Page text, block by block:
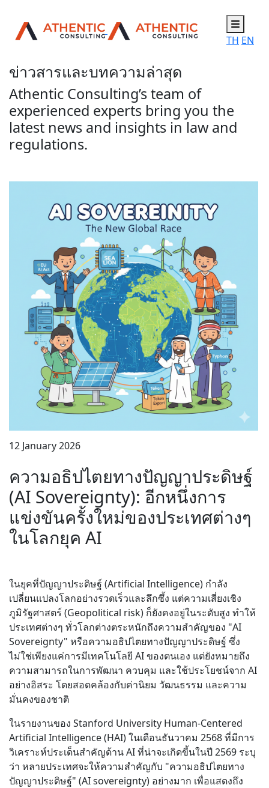
TH EN
ข่าวสารและบทความล่าสุด
Athentic Consulting’s team of
experienced experts bring you the
latest news and insights in law and
regulations.
12 January 2026
ความอธิปไตยทางปัญญาประดิษฐ์
(AI Sovereignty): อีกหนึ่งการ
แข่งขันครั้งใหม่ของประเทศต่างๆ
ในโลกยุค AI
ในยุคที่ปัญญาประดิษฐ์ (Artificial Intelligence) กำลัง
เปลี่ยนแปลงโลกอย่างรวดเร็วและลึกซึ้ง แต่ความเสี่ยงเชิง
ภูมิรัฐศาสตร์ (Geopolitical risk) ก็ยังคงอยู่ในระดับสูง ทำให้
ประเทศต่างๆ ทั่วโลกต่างตระหนักถึงความสำคัญของ "AI
Sovereignty" หรือความอธิปไตยทางปัญญาประดิษฐ์ ซึ่ง
ไม่ใช่เพียงแค่การมีเทคโนโลยี AI ของตนเอง แต่ยังหมายถึง
ความสามารถในการพัฒนา ควบคุม และใช้ประโยชน์จาก AI
อย่างอิสระ โดยสอดคล้องกับค่านิยม วัฒนธรรม และความ
มั่นคงของชาติ
ในรายงานของ Stanford University Human-Centered
Artificial Intelligence (HAI) ในเดือนธันวาคม 2568 ที่มีการ
วิเคราะห์ประเด็นสำคัญด้าน AI ที่น่าจะเกิดขี้นในปี 2569 ระบุ
ว่า หลายประเทศจะให้ความสำคัญกับ "ความอธิปไตยทาง
ปัญญาประดิษฐ์" (AI sovereignty) อย่างมาก เพื่อแสดงถึง